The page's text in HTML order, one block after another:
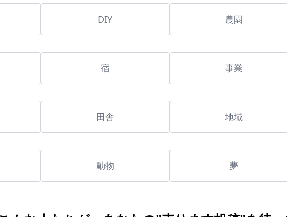
DIY 農園
宿 事業
田舎 地域
動物 夢